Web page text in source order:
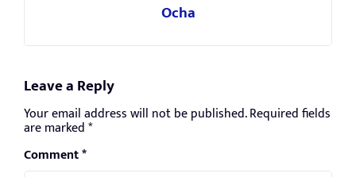
Ocha
Leave a Reply
Your email address will not be published.Required fields
are marked*
Comment*